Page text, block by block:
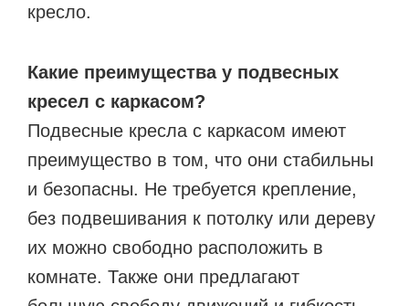
кресло.
Какие преимущества у подвесных
кресел с каркасом?
Подвесные кресла с каркасом имеют
преимущество в том, что они стабильны
и безопасны. Не требуется крепление,
без подвешивания к потолку или дереву
их можно свободно расположить в
комнате. Также они предлагают